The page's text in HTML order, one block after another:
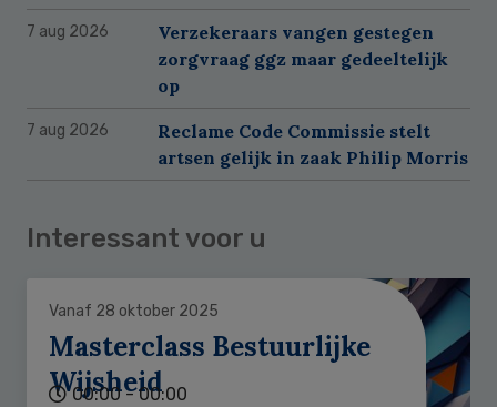
7 aug 2026
Verzekeraars vangen gestegen
zorgvraag ggz maar gedeeltelijk
op
7 aug 2026
Reclame Code Commissie stelt
artsen gelijk in zaak Philip Morris
Interessant voor u
Vanaf 28 oktober 2025
Masterclass Bestuurlijke
Wijsheid
00:00 - 00:00